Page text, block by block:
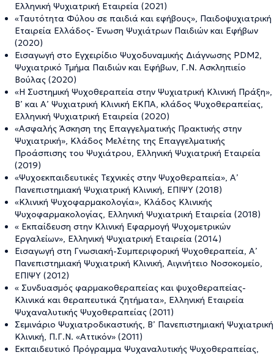
Ελληνική Ψυχιατρική Εταιρεία (2021)
«Ταυτότητα Φύλου σε παιδιά και εφήβους», Παιδοψυχιατρική
Εταιρεία Ελλάδος- Ένωση Ψυχιάτρων Παιδιών και Εφήβων
(2020)
Εισαγωγή στο Εγχειρίδιο Ψυχοδυναμικής Διάγνωσης PDM2,
Ψυχιατρικό Τμήμα Παιδιών και Εφήβων, Γ.Ν. Ασκληπιείο
Βούλας (2020)
«Η Συστημική Ψυχοθεραπεία στην Ψυχιατρική Κλινική Πράξη»,
Β’ και Α’ Ψυχιατρική Κλινική ΕΚΠΑ, κλάδος Ψυχοθεραπείας,
Ελληνική Ψυχιατρική Εταιρεία (2020)
«Ασφαλής Άσκηση της Επαγγελματικής Πρακτικής στην
Ψυχιατρική», Κλάδος Μελέτης της Επαγγελματικής
Προάσπισης του Ψυχιάτρου, Ελληνική Ψυχιατρική Εταιρεία
(2019)
«Ψυχοεκπαιδευτικές Τεχνικές στην Ψυχοθεραπεία», Α’
Πανεπιστημιακή Ψυχιατρική Κλινική, ΕΠΙΨΥ (2018)
«Κλινική Ψυχοφαρμακολογία», Κλάδος Κλινικής
Ψυχοφαρμακολογίας, Ελληνική Ψυχιατρική Εταιρεία (2018)
« Εκπαίδευση στην Κλινική Εφαρμογή Ψυχομετρικών
Εργαλείων», Ελληνική Ψυχιατρική Εταιρεία (2014)
Εισαγωγή στη Γνωσιακή-Συμπεριφορική Ψυχοθεραπεία, Α’
Πανεπιστημιακή Ψυχιατρική Κλινική, Αιγινήτειο Νοσοκομείο,
ΕΠΙΨΥ (2012)
« Συνδυασμός φαρμακοθεραπείας και ψυχοθεραπείας-
Κλινικά και θεραπευτικά ζητήματα», Ελληνική Εταιρεία
Ψυχαναλυτικής Ψυχοθεραπείας (2011)
Σεμινάριο Ψυχιατροδικαστικής, Β’ Πανεπιστημιακή Ψυχιατρική
Κλινική, Π.Γ.Ν. «Αττικόν» (2011)
Εκπαιδευτικό Πρόγραμμα Ψυχαναλυτικής Ψυχοθεραπείας,